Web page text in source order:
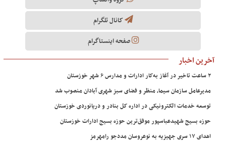
کانال تلگرام
صفحه اینستاگرام
آخرین اخبار
۲ ساعت تاخیر در آغاز به‌کار ادارات و مدارس ۶ شهر خوزستان
مدیرعامل سازمان سیما، منظر و فضای سبز شهری آبادان منصوب شد
توسعه خدمات الکترونیکی در اداره کل بنادر و دریانوردی خوزستان
حوزه بسیج شهیدعباسپور موفق‌ترین حوزه بسیج ادارات خوزستان
اهدای ۱۷ سری جهیزیه به نوعروسان مددجو رامهرمز